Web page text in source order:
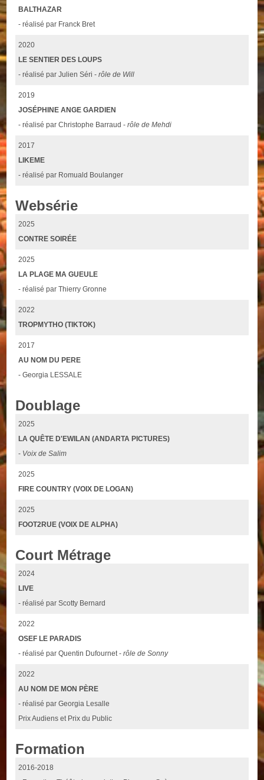
BALTHAZAR
- réalisé par Franck Bret
2020
LE SENTIER DES LOUPS
- réalisé par Julien Séri -rôle de Will
2019
JOSÉPHINE ANGE GARDIEN
- réalisé par Christophe Barraud -rôle de Mehdi
2017
LIKEME
- réalisé par Romuald Boulanger
Websérie
2025
CONTRE SOIRÉE
2025
LA PLAGE MA GUEULE
- réalisé par Thierry Gronne
2022
TROPMYTHO (TIKTOK)
2017
AU NOM DU PERE
- Georgia LESSALE
Doublage
2025
LA QUÊTE D'EWILAN (ANDARTA PICTURES)
- Voix de Salim
2025
FIRE COUNTRY (VOIX DE LOGAN)
2025
FOOT2RUE (VOIX DE ALPHA)
Court Métrage
2024
LIVE
- réalisé par Scotty Bernard
2022
OSEF LE PARADIS
- réalisé par Quentin Dufournet -rôle de Sonny
2022
AU NOM DE MON PÈRE
- réalisé par Georgia Lesalle
Prix Audiens et Prix du Public
Formation
2016-2018